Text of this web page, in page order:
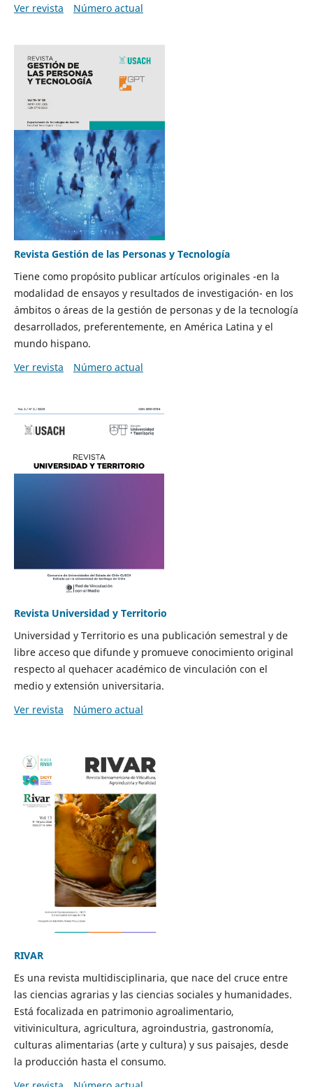
Ver revista
Número actual
Revista Gestión de las Personas y Tecnología
Tiene como propósito publicar artículos originales -en la
modalidad de ensayos y resultados de investigación- en los
ámbitos o áreas de la gestión de personas y de la tecnología
desarrollados, preferentemente, en América Latina y el
mundo hispano.
Ver revista
Número actual
Revista Universidad y Territorio
Universidad y Territorio es una publicación semestral y de
libre acceso que difunde y promueve conocimiento original
respecto al quehacer académico de vinculación con el
medio y extensión universitaria.
Ver revista
Número actual
RIVAR
Es una revista multidisciplinaria, que nace del cruce entre
las ciencias agrarias y las ciencias sociales y humanidades.
Está focalizada en patrimonio agroalimentario,
vitivinicultura, agricultura, agroindustria, gastronomía,
culturas alimentarias (arte y cultura) y sus paisajes, desde
la producción hasta el consumo.